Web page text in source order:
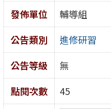
發佈單位
輔導組
公告類別
進修研習
公告等級
無
點閱次數
45